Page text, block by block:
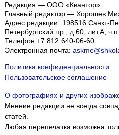
Редакция — ООО «Квантор»
Главный редактор — Хорошев
Адрес редакции: 198516 Санкт-
Петербургский пр., д.60, лит.А,
Телефон:+7 812 640-06-60
Электронная почта:
Политика конфиденциальности
Пользовательское соглашение
О фотографиях и других
Мнение редакции не всегда
статей.
Любая перепечатка возможна